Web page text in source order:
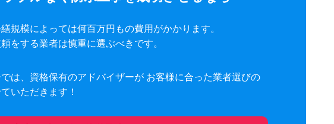
規模によっては何百万円もの費用がかかります。
をする業者は慎重に選ぶべきです。
は、資格保有のアドバイザーが お客様に合った業者選びの
いただきます！